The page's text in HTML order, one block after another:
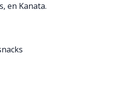
en Kanata.